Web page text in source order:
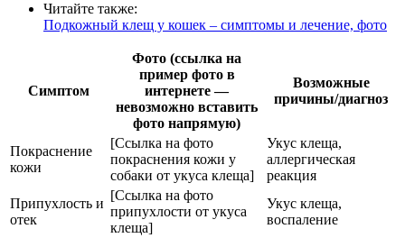
Читайте также:
Подкожный клещ у кошек – симптомы и лечение, фото
Симптом
Фото (ссылка на
пример фото в
интернете —
невозможно вставить
фото напрямую)
Возможные
причины/диагноз
Покраснение
кожи
[Ссылка на фото
покраснения кожи у
собаки от укуса клеща]
Укус клеща,
аллергическая
реакция
Припухлость и
отек
[Ссылка на фото
припухлости от укуса
клеща]
Укус клеща,
воспаление